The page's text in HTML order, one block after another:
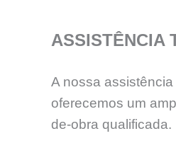
ASSISTÊNCIA
A nossa
oferecemos um
de-obra qualificada.